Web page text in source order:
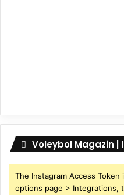
Voleybol Magazin |
The Instagram Access
options page > Integrations,